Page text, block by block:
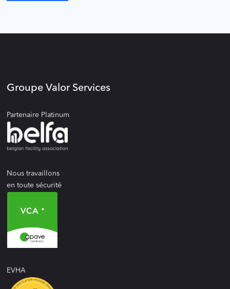
Groupe Valor Services
Partenaire Platinum
Nous travaillons
en toute sécurité
EVHA